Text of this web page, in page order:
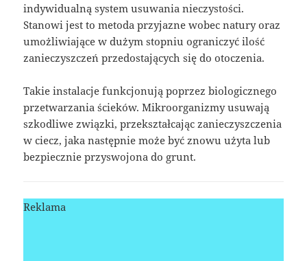
indywidualną system usuwania nieczystości.
Stanowi jest to metoda przyjazne wobec natury oraz
umożliwiające w dużym stopniu ograniczyć ilość
zanieczyszczeń przedostających się do otoczenia.
Takie instalacje funkcjonują poprzez biologicznego
przetwarzania ścieków. Mikroorganizmy usuwają
szkodliwe związki, przekształcając zanieczyszczenia
w ciecz, jaka następnie może być znowu użyta lub
bezpiecznie przyswojona do grunt.
Reklama